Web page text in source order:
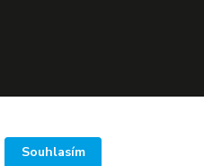
Souhlasím